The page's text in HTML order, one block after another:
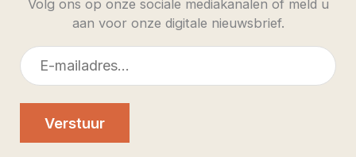
Volg ons op onze sociale mediakanalen of meld u
aan voor onze digitale nieuwsbrief.
E-
mailadres
Verstuur